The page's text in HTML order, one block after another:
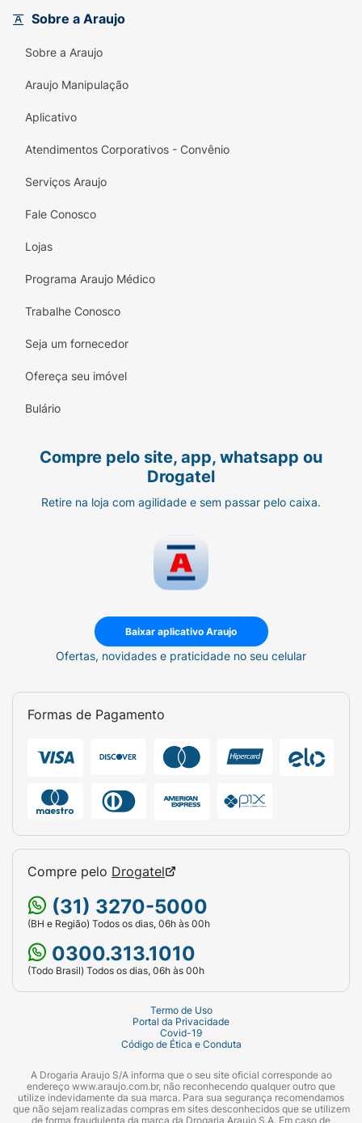
em sua composição e cobre até 50% dos fios
Sobre a Araujo
Sobre a Araujo
Araujo Manipulação
Aplicativo
Atendimentos Corporativos - Convênio
Serviços Araujo
Fale Conosco
Lojas
Programa Araujo Médico
Trabalhe Conosco
Seja um fornecedor
Ofereça seu imóvel
Bulário
Compre pelo site, app, whatsapp ou
Drogatel
Retire na loja com agilidade e sem passar pelo caixa.
Baixar aplicativo Araujo
Ofertas, novidades e praticidade no seu celular
Formas de Pagamento
Compre pelo Drogatel
(31) 3270-5000
(BH e Região) Todos os dias, 06h às 00h
0300.313.1010
(Todo Brasil) Todos os dias, 06h às 00h
Termo de Uso
Portal da Privacidade
Covid-19
Código de Ética e Conduta
A Drogaria Araujo S/A informa que o seu site oficial corresponde ao
endereço www.araujo.com.br, não reconhecendo qualquer outro que
utilize indevidamente da sua marca. Para sua segurança recomendamos
que não sejam realizadas compras em sites desconhecidos que se utilizem
de forma fraudulenta da marca da Drogaria Araujo S.A. Em caso de